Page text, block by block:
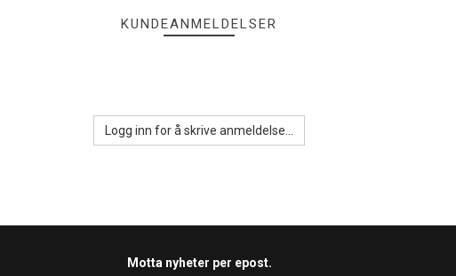
KUNDEANMELDELSER
Logg inn for å skrive anmeldelse...
Motta nyheter per epost.